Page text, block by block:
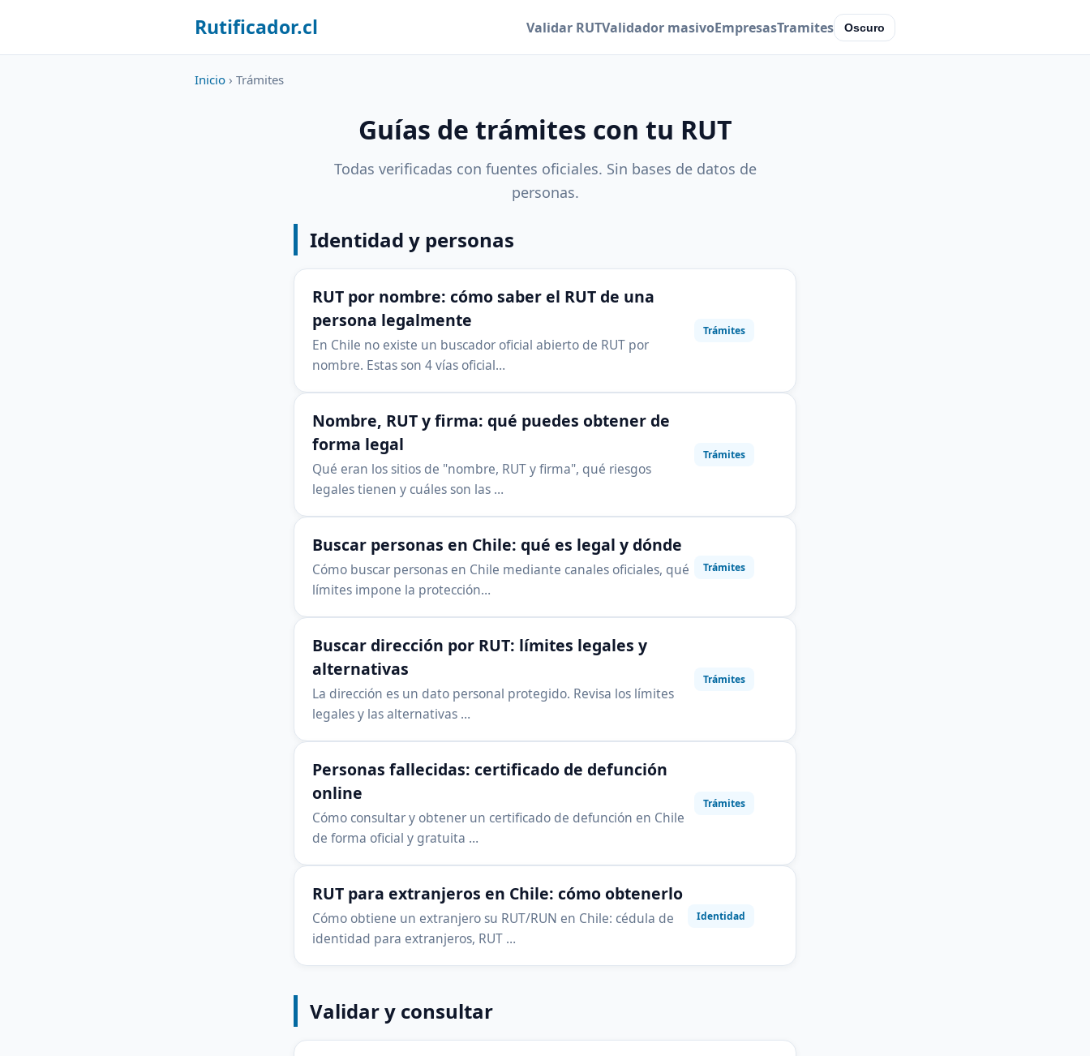
Rutificador.cl Validar RUTValidador masivoEmpresasTramites Oscuro
Inicio › Trámites
Guías de trámites con tu RUT
Todas verificadas con fuentes oficiales. Sin bases de datos de
personas.
Identidad y personas
RUT por nombre: cómo saber el RUT de una
persona legalmente
En Chile no existe un buscador oficial abierto de RUT por
nombre. Estas son 4 vías oficial…
Trámites
Nombre, RUT y firma: qué puedes obtener de
forma legal
Qué eran los sitios de "nombre, RUT y firma", qué riesgos
legales tienen y cuáles son las …
Trámites
Buscar personas en Chile: qué es legal y dónde
Cómo buscar personas en Chile mediante canales oficiales, qué
límites impone la protección…
Trámites
Buscar dirección por RUT: límites legales y
alternativas
La dirección es un dato personal protegido. Revisa los límites
legales y las alternativas …
Trámites
Personas fallecidas: certificado de defunción
online
Cómo consultar y obtener un certificado de defunción en Chile
de forma oficial y gratuita …
Trámites
RUT para extranjeros en Chile: cómo obtenerlo
Cómo obtiene un extranjero su RUT/RUN en Chile: cédula de
identidad para extranjeros, RUT …
Identidad
Validar y consultar